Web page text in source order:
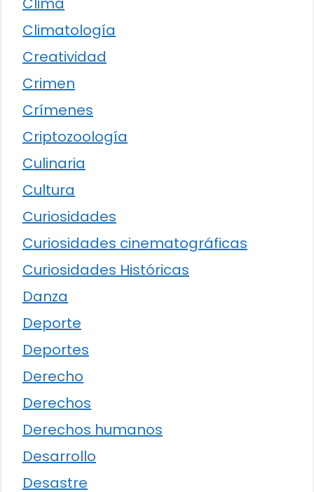
Climatología
Creatividad
Crimen
Crímenes
Criptozoología
Culinaria
Cultura
Curiosidades
Curiosidades cinematográficas
Curiosidades Históricas
Danza
Deporte
Deportes
Derecho
Derechos
Derechos humanos
Desarrollo
Desastre